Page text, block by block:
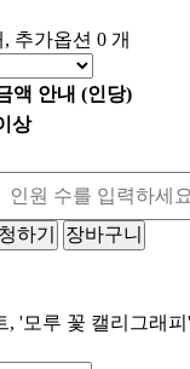
추가옵션 0 개
액 안내 (인당)
상
하기
장바구니
, '모루 꽃 캘리그래피'